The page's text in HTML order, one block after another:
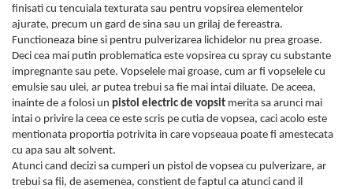
finisati cu tencuiala texturata sau pentru vopsirea elementelor
ajurate, precum un gard de sina sau un grilaj de fereastra.
Functioneaza bine si pentru pulverizarea lichidelor nu prea groase.
Deci cea mai putin problematica este vopsirea cu spray cu substante
impregnante sau pete. Vopselele mai groase, cum ar fi vopselele cu
emulsie sau ulei, ar putea trebui sa fie mai intai diluate. De aceea,
inainte de a folosi un pistol electric de vopsit merita sa arunci mai
intai o privire la ceea ce este scris pe cutia de vopsea, caci acolo este
mentionata proportia potrivita in care vopseaua poate fi amestecata
cu apa sau alt solvent.
Atunci cand decizi sa cumperi un pistol de vopsea cu pulverizare, ar
trebui sa fii, de asemenea, constient de faptul ca atunci cand il